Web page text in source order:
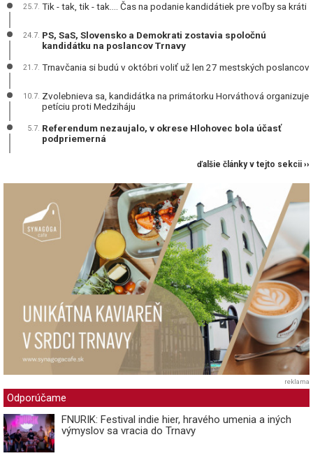
25.7. Tik - tak, tik - tak.... Čas na podanie kandidátiek pre voľby sa kráti
24.7. PS, SaS, Slovensko a Demokrati zostavia spoločnú
kandidátku na poslancov Trnavy
21.7. Trnavčania si budú v októbri voliť už len 27 mestských poslancov
10.7. Zvolebnieva sa, kandidátka na primátorku Horváthová organizuje
petíciu proti Medziháju
5.7. Referendum nezaujalo, v okrese Hlohovec bola účasť
podpriemerná
ďalšie články v tejto sekcii ››
reklama
Odporúčame
FNURIK: Festival indie hier, hravého umenia a iných
výmyslov sa vracia do Trnavy